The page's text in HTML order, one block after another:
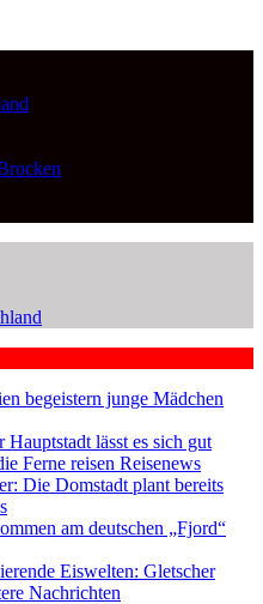
begeistern junge Mädchen
Hauptstadt lässt es sich gut
Ferne reisen Reisenews
Die Domstadt plant bereits
am deutschen „Fjord“
Eiswelten: Gletscher
Nachrichten